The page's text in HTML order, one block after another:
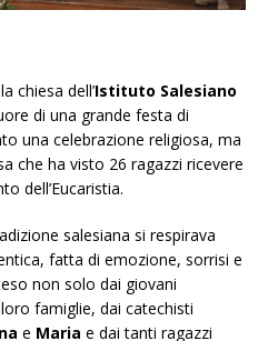
chiesa dell’Istituto Salesiano
di una grande festa di
una celebrazione religiosa, ma
che ha visto 26 ragazzi ricevere
dell’Eucaristia.
salesiana si respirava
fatta di emozione, sorrisi e
non solo dai giovani
famiglie, dai catechisti
e Maria e dai tanti ragazzi